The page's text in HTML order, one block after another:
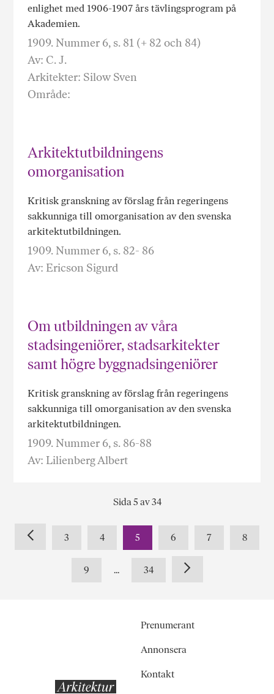
enlighet med 1906-1907 års tävlingsprogram på
Akademien.
1909. Nummer 6, s. 81 (+ 82 och 84)
Av: C. J.
Arkitekter: Silow Sven
Område:
Arkitektutbildningens
omorganisation
Kritisk granskning av förslag från regeringens
sakkunniga till omorganisation av den svenska
arkitektutbildningen.
1909. Nummer 6, s. 82- 86
Av: Ericson Sigurd
Om utbildningen av våra
stadsingeniörer, stadsarkitekter
samt högre byggnadsingeniörer
Kritisk granskning av förslag från regeringens
sakkunniga till omorganisation av den svenska
arkitektutbildningen.
1909. Nummer 6, s. 86-88
Av: Lilienberg Albert
Sida 5 av 34
3 4 5 6 7 8
9 ... 34
Prenumerant
Annonsera
Kontakt